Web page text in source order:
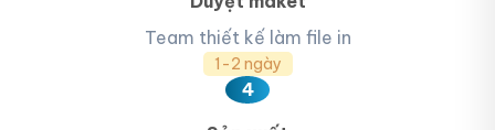
Team thiết kế làm file in
1-2 ngày
4